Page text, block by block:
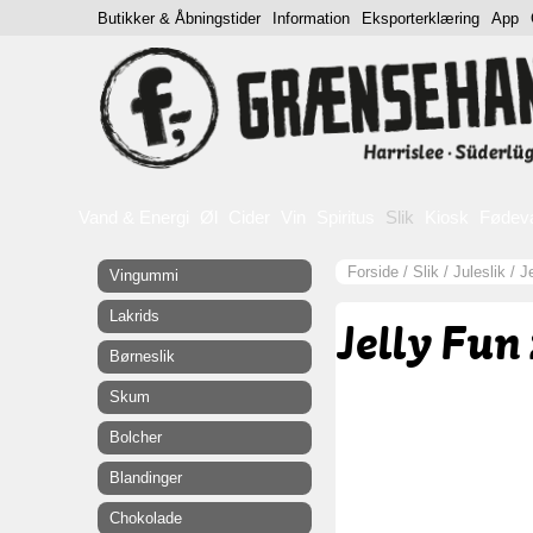
Slik
Forside / Slik / Juleslik /
Jelly Fun
Vingummi
Lakrids
Børneslik
Skum
Bolcher
Blandinger
Chokolade
Butikker & Åbningstider Information Eksporterklæring App